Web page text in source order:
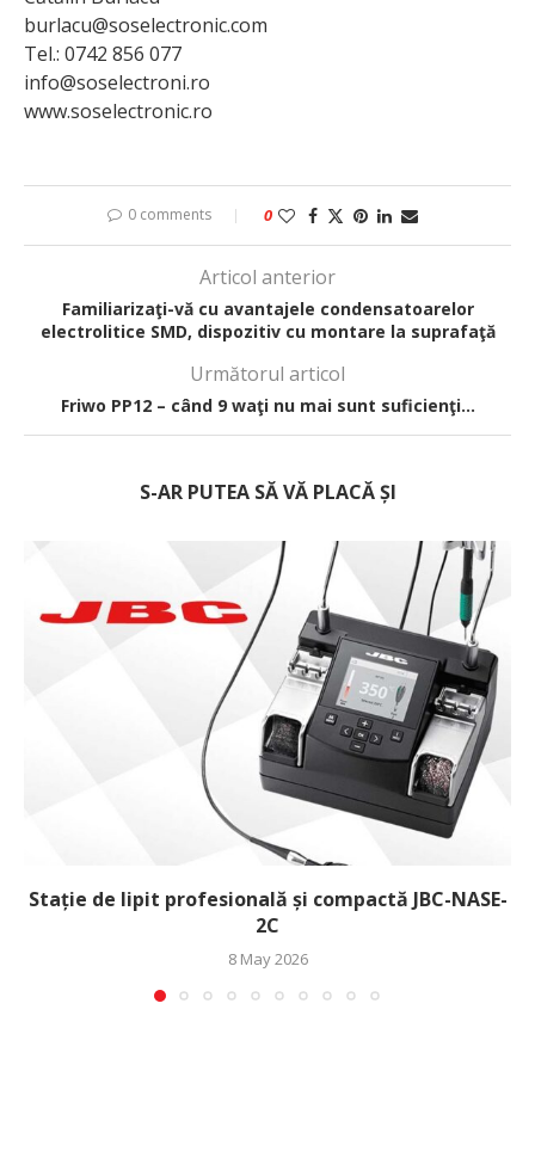
burlacu@soselectronic.com
Tel.: 0742 856 077
info@soselectroni.ro
www.soselectronic.ro
0 comments 0
Articol anterior
Familiarizaţi-vă cu avantajele condensatoarelor
electrolitice SMD, dispozitiv cu montare la suprafaţă
Următorul articol
Friwo PP12 – când 9 waţi nu mai sunt suficienţi…
S-AR PUTEA SĂ VĂ PLACĂ ȘI
Stație de lipit profesională și compactă JBC-NASE-
2C
8 May 2026